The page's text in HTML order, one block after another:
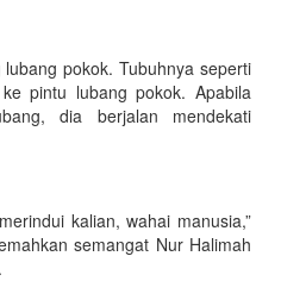
pokok. Tubuhnya seperti
pintu lubang pokok. Apabila
dia berjalan mendekati
kalian, wahai manusia,”
semangat Nur Halimah